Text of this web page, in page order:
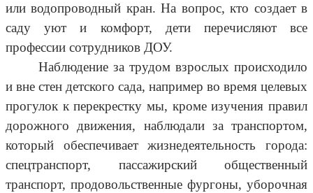
или водопроводный кран. На вопрос, кто создает в
саду уют и комфорт, дети перечисляют все
профессии сотрудников ДОУ.
Наблюдение за трудом взрослых происходило
и вне стен детского сада, например во время целевых
прогулок к перекрестку мы, кроме изучения правил
дорожного движения, наблюдали за транспортом,
который обеспечивает жизнедеятельность города:
спецтранспорт, пассажирский общественный
транспорт, продовольственные фургоны, уборочная